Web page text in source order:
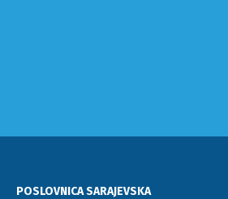
POSLOVNICA SARAJEVSKA